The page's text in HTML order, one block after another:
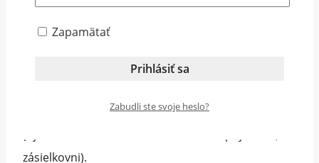
daného tovaru. Kúpna cena sa vždy uvádza s
daňou z pridanej hodnoty v aktuálnej výške
produktu najneskôr v okamihu prevzatia tovaru
zásielkovni).
Zapamätať
Zabudli ste svoje heslo?